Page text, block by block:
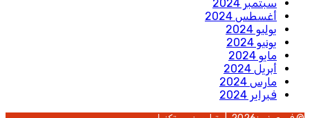
سبتمبر 2024
أغسطس 2024
يوليو 2024
يونيو 2024
مايو 2024
أبريل 2024
مارس 2024
فبراير 2024